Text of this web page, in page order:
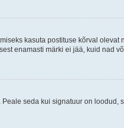
kasuta postituse kõrval
enamasti märki ei jää, kuid nad
seda kui signatuur on loodud,